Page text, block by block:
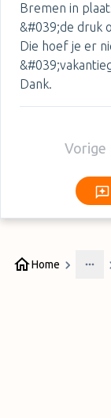
Bremen in
&#039;de druk
Die hoef je er
Dank.
Vorige
Home